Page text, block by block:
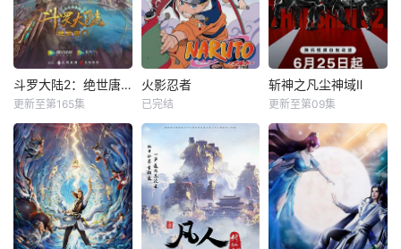
斗罗大陆2：绝世唐门
更新至第165集
火影忍者
已完结
斩神之凡尘神域Ⅱ
更新至第09集